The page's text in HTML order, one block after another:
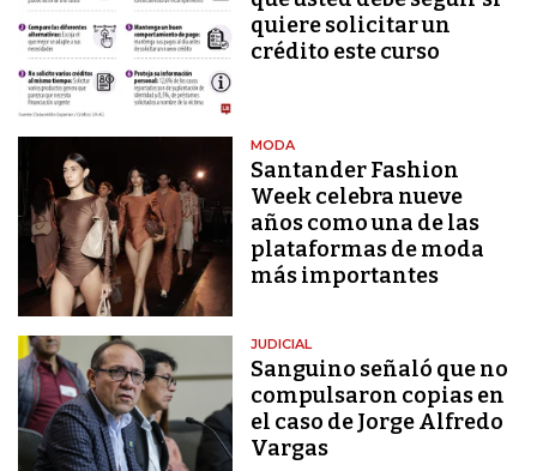
quiere solicitar un
crédito este curso
MODA
Santander Fashion
Week celebra nueve
años como una de las
plataformas de moda
más importantes
JUDICIAL
Sanguino señaló que no
compulsaron copias en
el caso de Jorge Alfredo
Vargas